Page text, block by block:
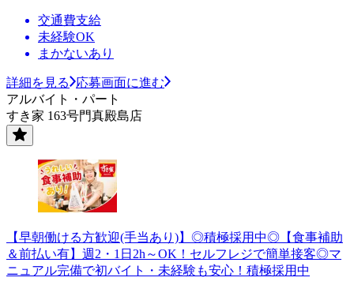
交通費支給
未経験OK
まかないあり
詳細を見る
応募画面に進む
アルバイト・パート
すき家 163号門真殿島店
【早朝働ける方歓迎(手当あり)】◎積極採用中◎【食事補助
＆前払い有】週2・1日2h～OK！セルフレジで簡単接客◎マ
ニュアル完備で初バイト・未経験も安心！積極採用中